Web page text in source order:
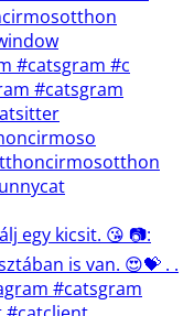
#catsgram #c